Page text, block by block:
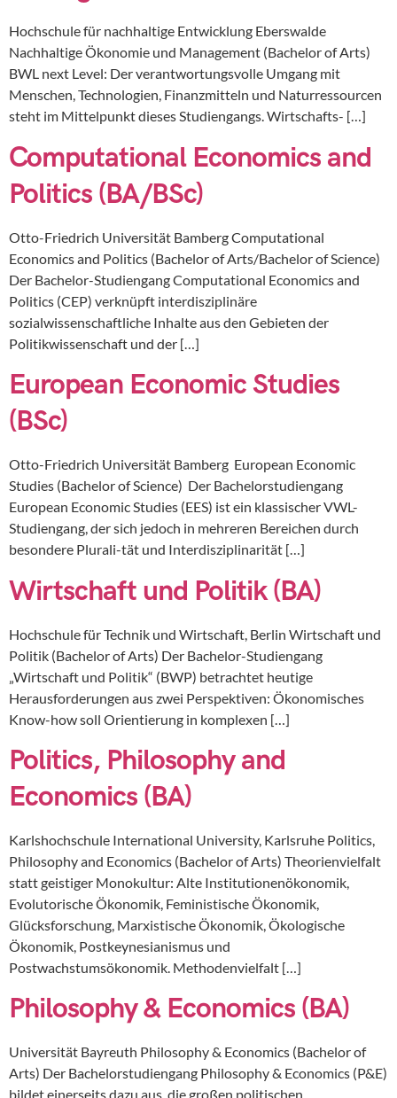
Hochschule für nachhaltige Entwicklung Eberswalde
Nachhaltige Ökonomie und Management (Bachelor of Arts)
BWL next Level: Der verantwortungsvolle Umgang mit
Menschen, Technologien, Finanzmitteln und Naturressourcen
steht im Mittelpunkt dieses Studiengangs. Wirtschafts- […]
Computational Economics and
Politics (BA/BSc)
Otto-Friedrich Universität Bamberg Computational
Economics and Politics (Bachelor of Arts/Bachelor of Science)
Der Bachelor-Studiengang Computational Economics and
Politics (CEP) verknüpft interdisziplinäre
sozialwissenschaftliche Inhalte aus den Gebieten der
Politikwissenschaft und der […]
European Economic Studies
(BSc)
Otto-Friedrich Universität Bamberg European Economic
Studies (Bachelor of Science) Der Bachelorstudiengang
European Economic Studies (EES) ist ein klassischer VWL-
Studiengang, der sich jedoch in mehreren Bereichen durch
besondere Plurali-tät und Interdisziplinarität […]
Wirtschaft und Politik (BA)
Hochschule für Technik und Wirtschaft, Berlin Wirtschaft und
Politik (Bachelor of Arts) Der Bachelor-Studiengang
„Wirtschaft und Politik“ (BWP) betrachtet heutige
Herausforderungen aus zwei Perspektiven: Ökonomisches
Know-how soll Orientierung in komplexen […]
Politics, Philosophy and
Economics (BA)
Karlshochschule International University, Karlsruhe Politics,
Philosophy and Economics (Bachelor of Arts) Theorienvielfalt
statt geistiger Monokultur: Alte Institutionenökonomik,
Evolutorische Ökonomik, Feministische Ökonomik,
Glücksforschung, Marxistische Ökonomik, Ökologische
Ökonomik, Postkeynesianismus und
Postwachstumsökonomik. Methodenvielfalt […]
Philosophy & Economics (BA)
Universität Bayreuth Philosophy & Economics (Bachelor of
Arts) Der Bachelorstudiengang Philosophy & Economics (P&E)
bildet einerseits dazu aus, die großen politischen,